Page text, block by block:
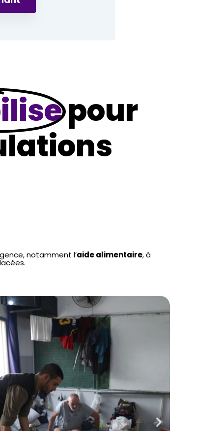
pour
notamment l’aide alimentaire, à